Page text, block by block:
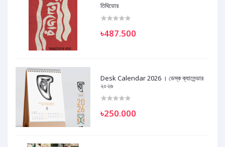
তিথিডোর
৳487.500
Desk Calendar 2026 । ডেস্ক ক্যালেন্ডার
২০২৬
৳250.000